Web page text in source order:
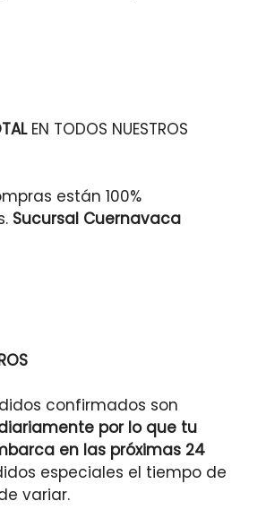
EN TODOS NUESTROS
están 100%
Sucursal Cuernavaca
confirmados son
por lo que tu
en las próximas 24
especiales el tiempo de
variar.